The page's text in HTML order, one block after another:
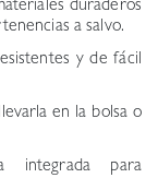
duraderos
a salvo.
y de fácil
en la bolsa o
integrada para